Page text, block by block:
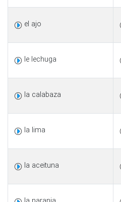
el ajo
le lechuga
la calabaza
la lima
la aceituna